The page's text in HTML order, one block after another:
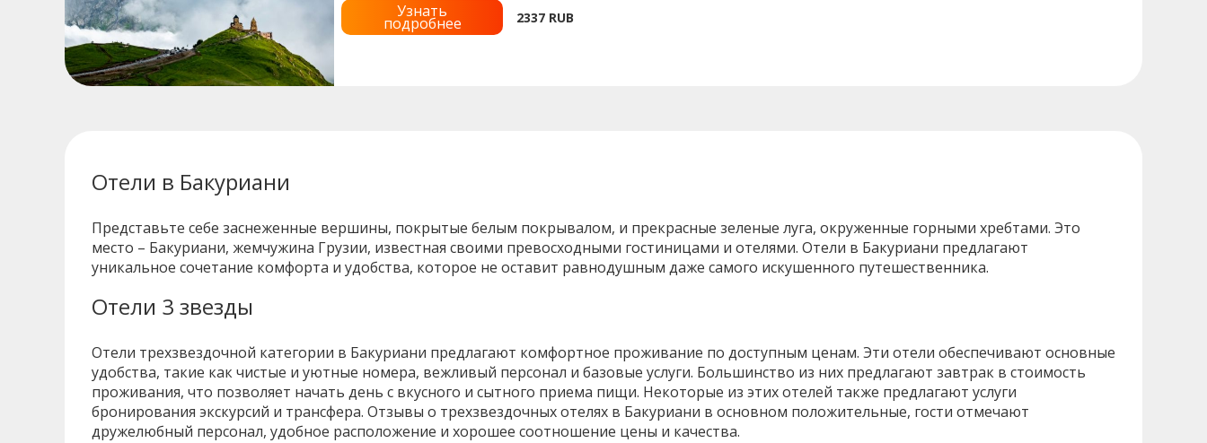
Узнать
подробнее 2337 RUB
Отели в Бакуриани
Представьте себе заснеженные вершины, покрытые белым покрывалом, и прекрасные зеленые луга, окруженные горными хребтами. Это
место – Бакуриани, жемчужина Грузии, известная своими превосходными гостиницами и отелями. Отели в Бакуриани предлагают
уникальное сочетание комфорта и удобства, которое не оставит равнодушным даже самого искушенного путешественника.
Отели 3 звезды
Отели трехзвездочной категории в Бакуриани предлагают комфортное проживание по доступным ценам. Эти отели обеспечивают основные
удобства, такие как чистые и уютные номера, вежливый персонал и базовые услуги. Большинство из них предлагают завтрак в стоимость
проживания, что позволяет начать день с вкусного и сытного приема пищи. Некоторые из этих отелей также предлагают услуги
бронирования экскурсий и трансфера. Отзывы о трехзвездочных отелях в Бакуриани в основном положительные, гости отмечают
дружелюбный персонал, удобное расположение и хорошее соотношение цены и качества.